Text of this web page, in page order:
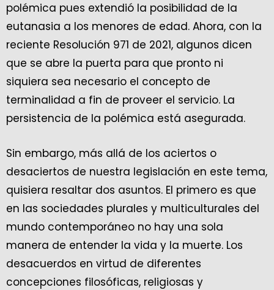
polémica pues extendió la posibilidad de la
eutanasia a los menores de edad. Ahora, con la
reciente Resolución 971 de 2021, algunos dicen
que se abre la puerta para que pronto ni
siquiera sea necesario el concepto de
terminalidad a fin de proveer el servicio. La
persistencia de la polémica está asegurada.
Sin embargo, más allá de los aciertos o
desaciertos de nuestra legislación en este tema,
quisiera resaltar dos asuntos. El primero es que
en las sociedades plurales y multiculturales del
mundo contemporáneo no hay una sola
manera de entender la vida y la muerte. Los
desacuerdos en virtud de diferentes
concepciones filosóficas, religiosas y